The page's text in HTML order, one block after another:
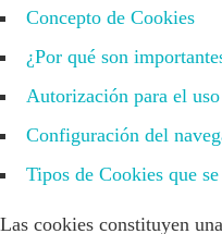
Concepto de Cookies
¿Por qué son
Autorización para el
Configuración del
Tipos de Cookies que
Las cookies constituyen